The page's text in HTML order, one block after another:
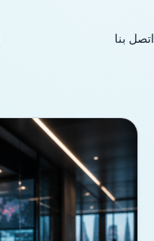
اتصل بنا